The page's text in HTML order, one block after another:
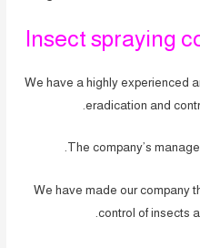
Insect spraying
We have a highly experienced
eradication and
The company’s
We have made our company
control of insects